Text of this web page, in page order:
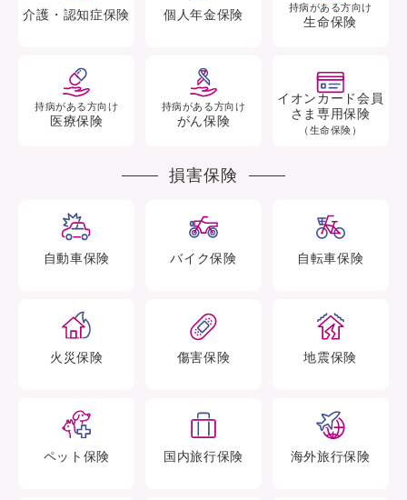
介護・認知症保険 個人年金保険 持病がある方向け
生命保険
持病がある方向け
医療保険
持病がある方向け
がん保険
イオンカード会員
さま専用保険
（生命保険）
損害保険
自動車保険 バイク保険 自転車保険
火災保険 傷害保険 地震保険
ペット 保険 国内旅行保険 海外旅行保険